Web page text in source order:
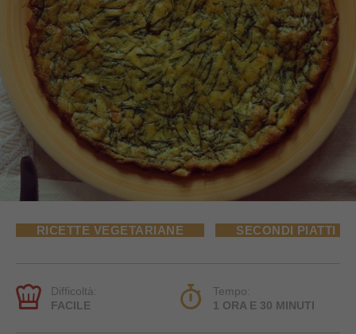
RICETTE VEGETARIANE SECONDI PIATTI
Difficoltà:
FACILE
Tempo:
1 ORA E 30 MINUTI